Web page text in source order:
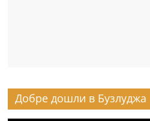
Добре дошли в Бузлуджа